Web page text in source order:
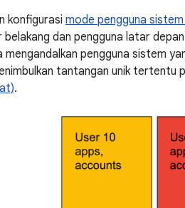
konfigurasi mode pengguna
dan pengguna latar
mengandalkan pengguna sistem
tantangan unik tertentu
.